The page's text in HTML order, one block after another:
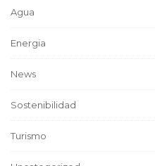
Agua
Energia
News
Sostenibilidad
Turismo